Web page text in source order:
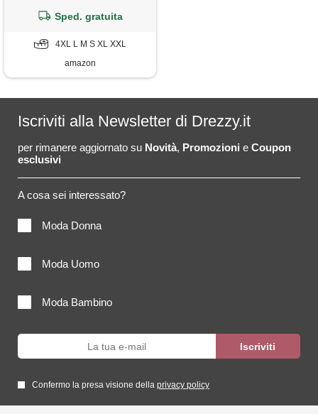
Sped. gratuita
4XL L M S XL XXL
amazon
Iscriviti alla Newsletter di Drezzy.it
per rimanere aggiornato su Novità, Promozioni e Coupon
esclusivi
A cosa sei interessato?
Moda Donna
Moda Uomo
Moda Bambino
Confermo la presa visione della privacy policy